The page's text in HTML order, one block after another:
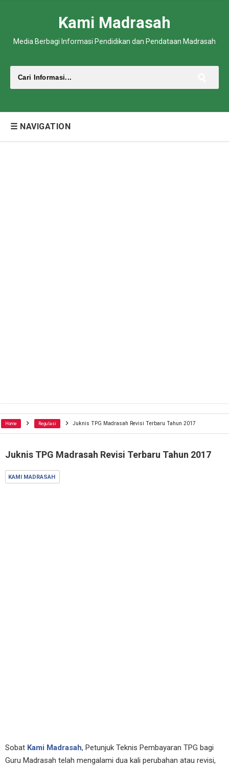
Kami Madrasah
Media Berbagi Informasi Pendidikan dan Pendataan Madrasah
☰ NAVIGATION
Home Regulasi Juknis TPG Madrasah Revisi Terbaru Tahun 2017
Juknis TPG Madrasah Revisi Terbaru Tahun 2017
KAMI MADRASAH
Sobat Kami Madrasah, Petunjuk Teknis Pembayaran TPG bagi
Guru Madrasah telah mengalami dua kali perubahan atau revisi,